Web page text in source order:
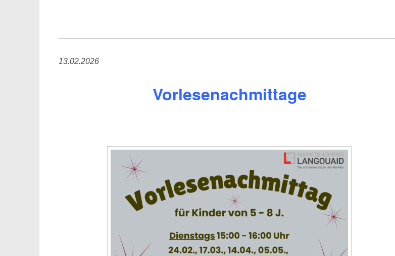
13.02.2026
Vorlesenachmittage